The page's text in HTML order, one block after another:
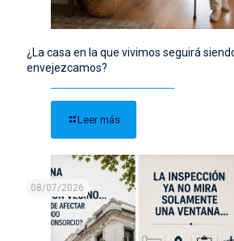
¿La casa en la que vivimos seguirá
envejezcamos?
Leer más
08/07/2026